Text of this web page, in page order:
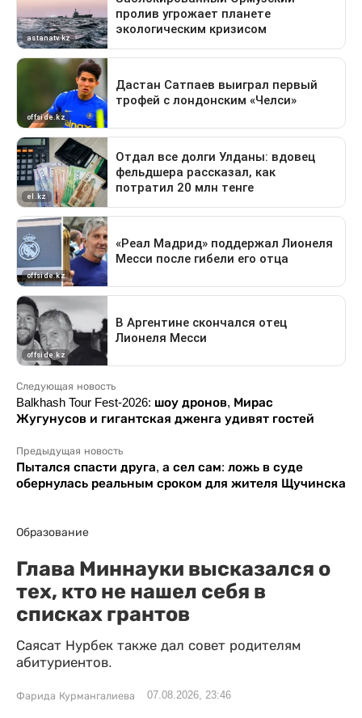
Следующая новость
Balkhash Tour Fest-2026: шоу дронов, Мирас
Жугунусов и гигантская дженга удивят гостей
Предыдущая новость
Пытался спасти друга, а сел сам: ложь в суде
обернулась реальным сроком для жителя Щучинска
Образование
Глава Миннауки высказался о
тех, кто не нашел себя в
списках грантов
Саясат Нурбек также дал совет родителям
абитуриентов.
Фарида Курмангалиева 07.08.2026, 23:46